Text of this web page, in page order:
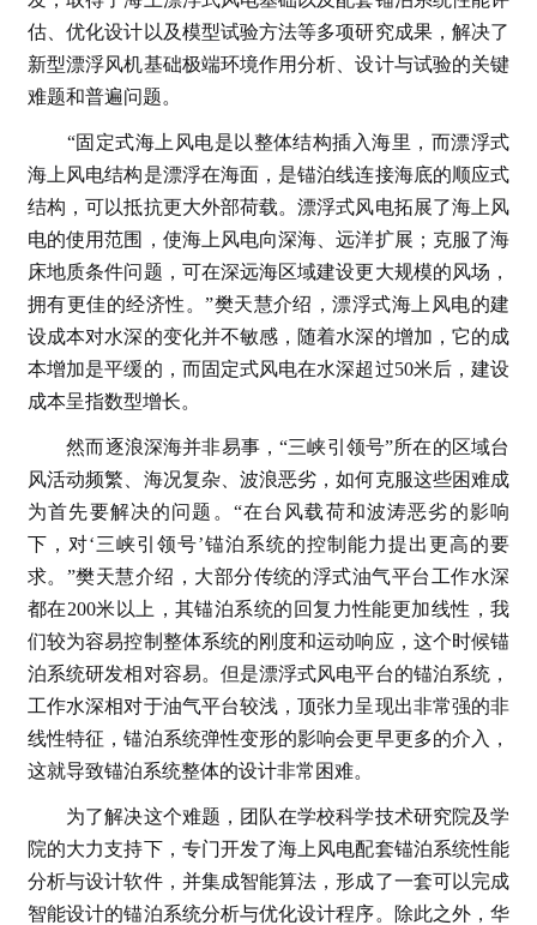
估、优化设计以及模型试验方法等多项研究成果，解决了
新型漂浮风机基础极端环境作用分析、设计与试验的关键
难题和普遍问题。
“固定式海上风电是以整体结构插入海里，而漂浮式
海上风电结构是漂浮在海面，是锚泊线连接海底的顺应式
结构，可以抵抗更大外部荷载。漂浮式风电拓展了海上风
电的使用范围，使海上风电向深海、远洋扩展；克服了海
床地质条件问题，可在深远海区域建设更大规模的风场，
拥有更佳的经济性。”樊天慧介绍，漂浮式海上风电的建
设成本对水深的变化并不敏感，随着水深的增加，它的成
本增加是平缓的，而固定式风电在水深超过50米后，建设
成本呈指数型增长。
然而逐浪深海并非易事，“三峡引领号”所在的区域台
风活动频繁、海况复杂、波浪恶劣，如何克服这些困难成
为首先要解决的问题。“在台风载荷和波涛恶劣的影响
下，对‘三峡引领号’锚泊系统的控制能力提出更高的要
求。”樊天慧介绍，大部分传统的浮式油气平台工作水深
都在200米以上，其锚泊系统的回复力性能更加线性，我
们较为容易控制整体系统的刚度和运动响应，这个时候锚
泊系统研发相对容易。但是漂浮式风电平台的锚泊系统，
工作水深相对于油气平台较浅，顶张力呈现出非常强的非
线性特征，锚泊系统弹性变形的影响会更早更多的介入，
这就导致锚泊系统整体的设计非常困难。
为了解决这个难题，团队在学校科学技术研究院及学
院的大力支持下，专门开发了海上风电配套锚泊系统性能
分析与设计软件，并集成智能算法，形成了一套可以完成
智能设计的锚泊系统分析与优化设计程序。除此之外，华